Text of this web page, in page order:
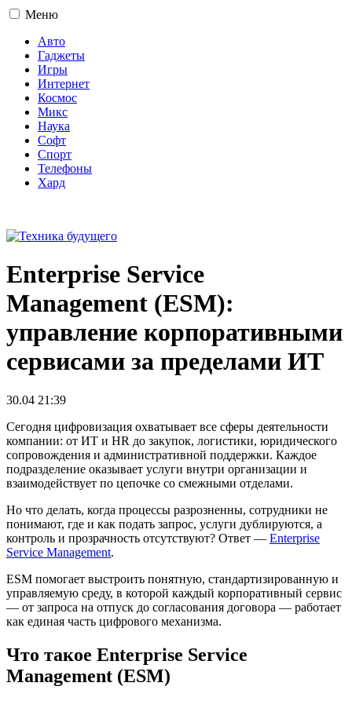
Меню
Авто
Гаджеты
Игры
Интернет
Космос
Микс
Наука
Софт
Спорт
Телефоны
Хард
Enterprise Service
Management (ESM):
управление корпоративными
сервисами за пределами ИТ
30.04 21:39
Сегодня цифровизация охватывает все сферы деятельности
компании: от ИТ и HR до закупок, логистики, юридического
сопровождения и административной поддержки. Каждое
подразделение оказывает услуги внутри организации и
взаимодействует по цепочке со смежными отделами.
Но что делать, когда процессы разрозненны, сотрудники не
понимают, где и как подать запрос, услуги дублируются, а
контроль и прозрачность отсутствуют? Ответ — Enterprise
Service Management.
ESM помогает выстроить понятную, стандартизированную и
управляемую среду, в которой каждый корпоративный сервис
— от запроса на отпуск до согласования договора — работает
как единая часть цифрового механизма.
Что такое Enterprise Service
Management (ESM)